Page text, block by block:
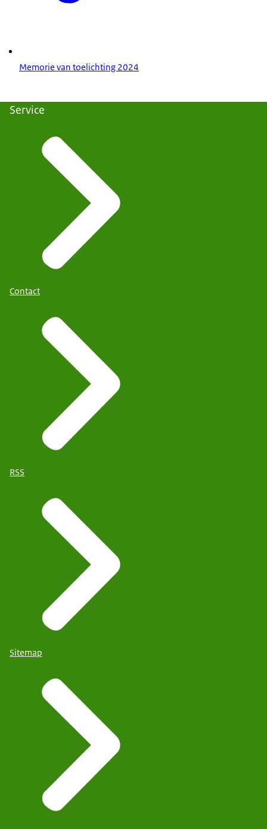
Memorie van toelichting 2024
Service
Contact
RSS
Sitemap